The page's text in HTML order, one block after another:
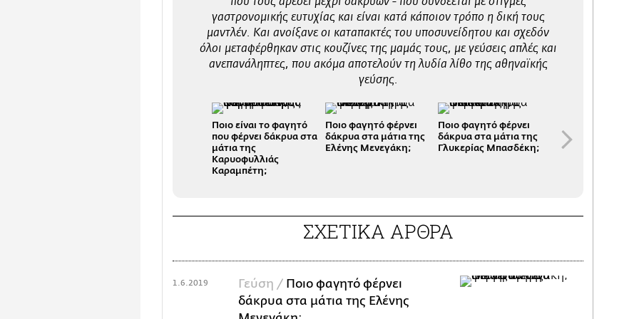
γαστρονομικής ευτυχίας και είναι κατά κάποιον τρόπο η δική τους
μαντλέν. Και ανοίξανε οι καταπακτές του υποσυνείδητου και σχεδόν
όλοι μεταφέρθηκαν στις κουζίνες της μαμάς τους, με γεύσεις απλές και
ανεπανάληπτες, που ακόμα αποτελούν τη λυδία λίθο της αθηναϊκής
γεύσης.
Ποιο είναι το φαγητό
που φέρνει δάκρυα στα
μάτια της
Καρυοφυλλιάς
Καραμπέτη;
Ποιο φαγητό φέρνει
δάκρυα στα μάτια της
Ελένης Μενεγάκη;
Ποιο φαγητό φέρνει
δάκρυα στα μάτια της
Γλυκερίας Μπασδέκη;
δάκρυα στα μάτια
Σοφίας Μουτίδου
ΣΧΕΤΙΚΑ ΑΡΘΡΑ
Γεύση / Ποιο φαγητό φέρνει
δάκρυα στα μάτια της Ελένης
1.6.2019